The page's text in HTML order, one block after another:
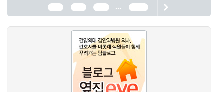
958
959 960 ... 1190